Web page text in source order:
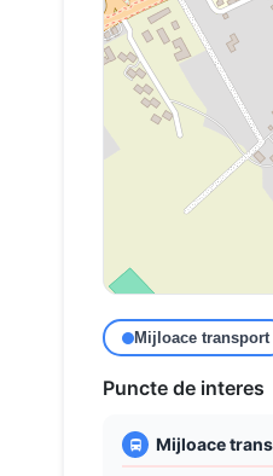
Mijloace transport
Puncte de interes
Mijloace